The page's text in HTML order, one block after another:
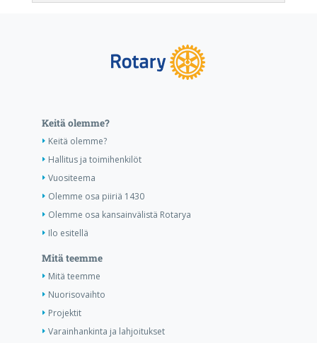
Keitä olemme?
Keitä olemme?
Hallitus ja toimihenkilöt
Vuositeema
Olemme osa piiriä 1430
Olemme osa kansainvälistä Rotarya
Ilo esitellä
Mitä teemme
Mitä teemme
Nuorisovaihto
Projektit
Varainhankinta ja lahjoitukset